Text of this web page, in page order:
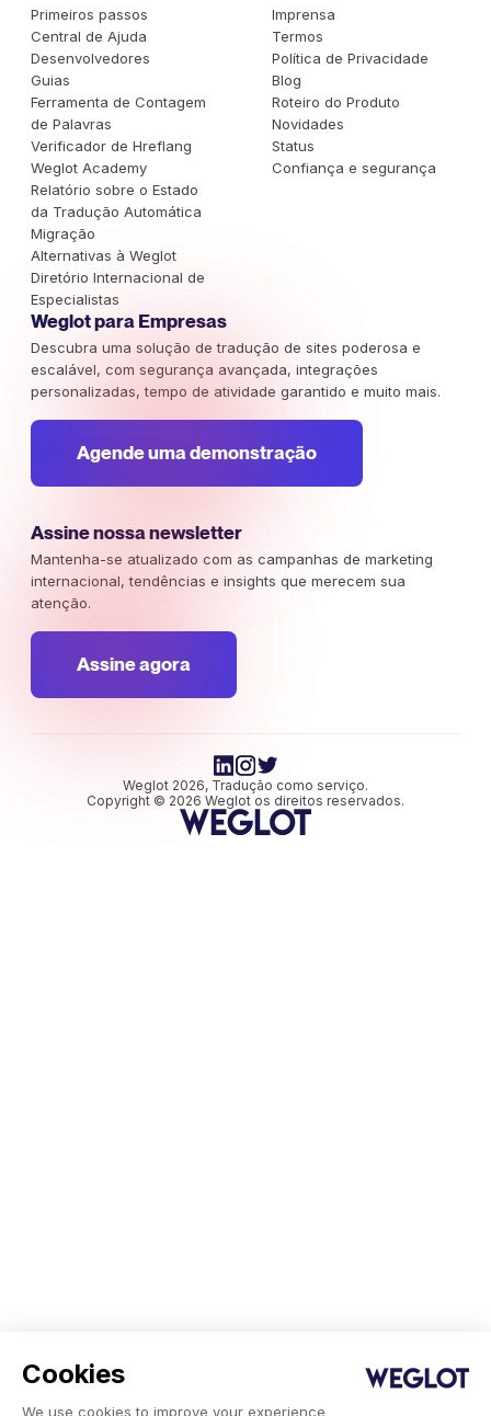
Cookies
We use cookies to improve your experience
Primeiros passos
Central de Ajuda
Desenvolvedores
Guias
Ferramenta de Contagem
de Palavras
Verificador de Hreflang
Weglot Academy
Relatório sobre o Estado
da Tradução Automática
Migração
Alternativas à Weglot
Diretório Internacional de
Especialistas
Imprensa
Termos
Política de Privacidade
Blog
Roteiro do Produto
Novidades
Status
Confiança e segurança
Weglot para Empresas
Descubra uma solução de tradução de sites poderosa e
escalável, com segurança avançada, integrações
personalizadas, tempo de atividade garantido e muito mais.
Agende uma demonstração
Assine nossa newsletter
Mantenha-se atualizado com as campanhas de marketing
internacional, tendências e insights que merecem sua
atenção.
Assine agora
Weglot 2026, Tradução como serviço.
Copyright © 2026 Weglot os direitos reservados.